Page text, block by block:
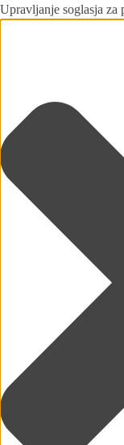
Upravljanje soglasja za